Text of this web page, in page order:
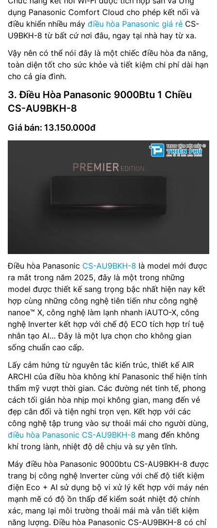
dụng Panasonic Comfort Cloud cho phép kết nối và
điều khiển nhiều máy điều hòa Panasonic giá rẻ CS-
U9BKH-8 từ bất cứ nơi đâu, ngay tại nhà hay từ xa.
Vậy nên có thể nói đây là một chiếc điều hòa đa năng,
toàn diện tốt cho sức khỏe và tiết kiệm chi phí dài hạn
cho cả gia đình.
3. Điều Hòa Panasonic 9000Btu 1 Chiều
CS-AU9BKH-8
Giá bán: 13.150.000đ
Điều hòa Panasonic CS-AU9BKH-8 là model mới được
ra mắt trong năm 2025, đây là một trong những
model được thiết kế sang trọng bậc nhất hiện nay kết
hợp cùng những công nghệ tiên tiến như công nghệ
nanoe™ X, công nghệ làm lạnh nhanh iAUTO-X, công
nghệ Inverter kết hợp với chế độ ECO tích hợp trí tuệ
nhân tạo AI… Đây là một lựa chọn cho không gian
sống chuẩn cao cấp.
Lấy cảm hứng từ nguyên tắc kiến trúc, thiết kế AIR
ARCHI của điều hòa không khí Panasonic thể hiện tính
thẩm mỹ vượt thời gian. Các đường nét tinh tế, phong
cách tối giản hòa nhịp mọi không gian, mang đến vẻ
đẹp cân đối và tiện nghi trọn vẹn. Kết hợp với các
công nghệ tập trung vào sự thoải mái cho người dùng,
điều hòa Panasonic CS-AU9BKH-8 mang đến không
khí trong lành, nhiệt độ dễ chịu và sự yên tĩnh.
Máy điều hòa Panasonic 9000btu CS-AU9BKH-8 được
trang bị công nghệ Inverter cùng với chế độ tiết kiệm
điện Eco + AI sử dụng bộ vi xử lý kết hợp với máy nén
mạnh mẽ có độ ồn thấp để kiểm soát nhiệt độ chính
xác, mang lại môi trường thoải mái mà vẫn tiết kiệm
năng lượng. Điều hòa Panasonic CS-AU9BKH-8 có chỉ